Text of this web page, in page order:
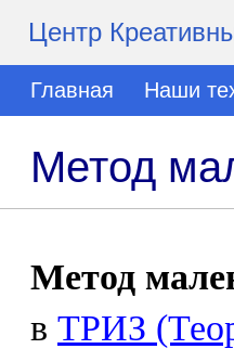
Центр
Главная Наши
Метод
Метод
в ТРИЗ